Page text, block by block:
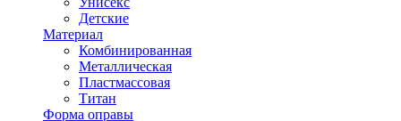
Детские
Материал
Комбинированная
Металлическая
Пластмассовая
Титан
Форма оправы